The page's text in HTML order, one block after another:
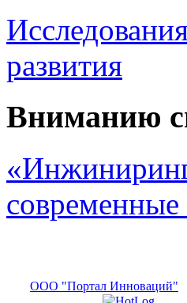
развития
Вниманию
ООО "Портал Инноваций"